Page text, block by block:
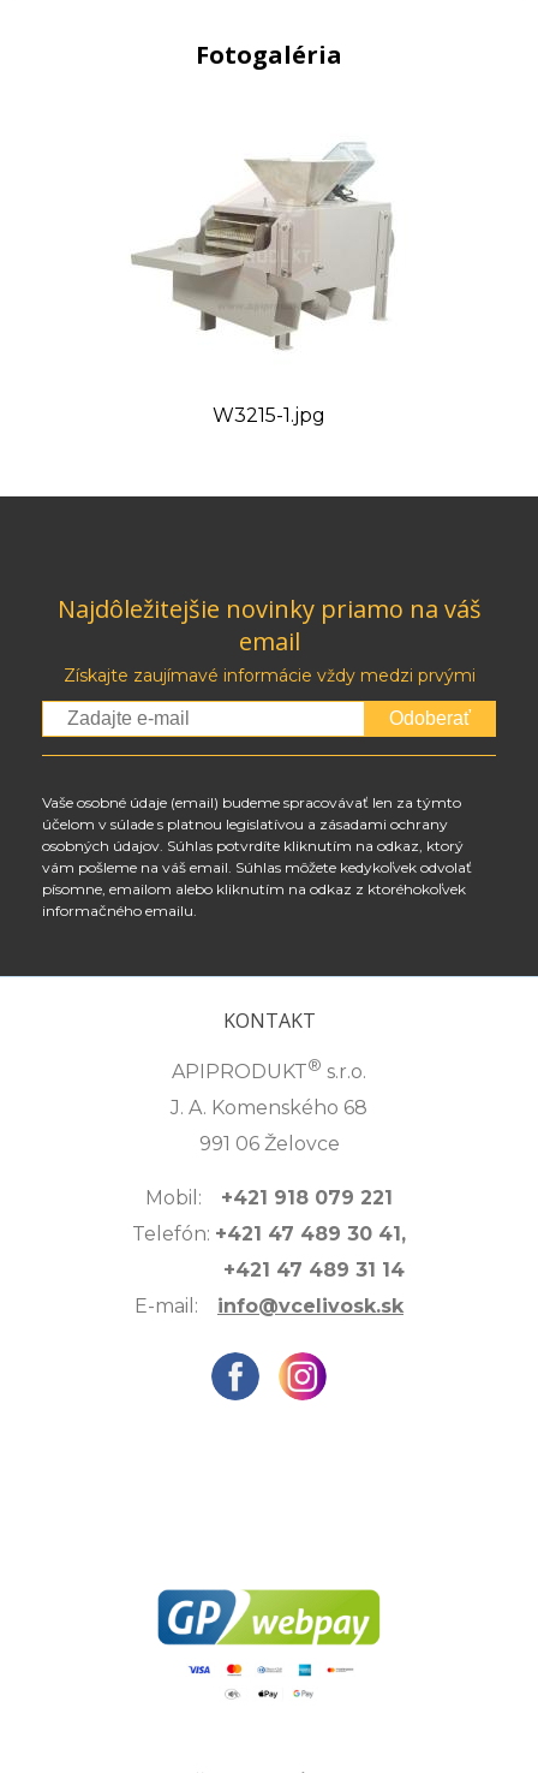
Fotogaléria
W3215-1.jpg
Najdôležitejšie novinky priamo na váš
email
Získajte zaujímavé informácie vždy medzi prvými
Odoberať
Vaše osobné údaje (email) budeme spracovávať len za týmto
účelom v súlade s platnou legislatívou a zásadami ochrany
osobných údajov. Súhlas potvrdíte kliknutím na odkaz, ktorý
vám pošleme na váš email. Súhlas môžete kedykoľvek odvolať
písomne, emailom alebo kliknutím na odkaz z ktoréhokoľvek
informačného emailu.
KONTAKT
APIPRODUKT® s.r.o.
J. A. Komenského 68
991 06 Želovce
Mobil: +421 918 079 221
Telefón: +421 47 489 30 41,
+421 47 489 31 14
E-mail: info@vcelivosk.sk